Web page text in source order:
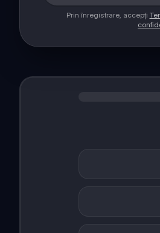
Prin înregistrare, accepți